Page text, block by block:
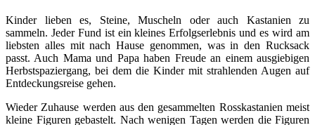
Kinder lieben es, Steine, Muscheln oder auch Kastanien zu
sammeln. Jeder Fund ist ein kleines Erfolgserlebnis und es wird am
liebsten alles mit nach Hause genommen, was in den Rucksack
passt. Auch Mama und Papa haben Freude an einem ausgiebigen
Herbstspaziergang, bei dem die Kinder mit strahlenden Augen auf
Entdeckungsreise gehen.
Wieder Zuhause werden aus den gesammelten Rosskastanien meist
kleine Figuren gebastelt. Nach wenigen Tagen werden die Figuren